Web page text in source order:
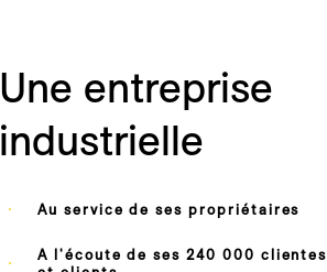
Une entreprise
industrielle
Au service de ses propriétaires
A l'écoute de ses 240 000 clientes